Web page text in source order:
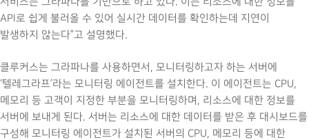
API로 쉽게 불러올 수 있어 실시간 데이터를 확인하는데 지연이
발생하지 않는다”고 설명했다.
클루커스는 그라파나를 사용하면서, 모니터링하고자 하는 서버에
‘텔레그라프’라는 모니터링 에이전트를 설치한다. 이 에이전트는 CPU,
메모리 등 고객이 지정한 부분을 모니터링하며, 리소스에 대한 정보를
서버에 보내게 된다. 서버는 리소스에 대한 데이터를 받은 후 대시보드를
구성해 모니터링 에이전트가 설치된 서버의 CPU, 메모리 등에 대한